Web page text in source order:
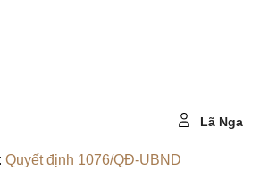
Lã Nga
Quyết định 1076/QĐ-UBND